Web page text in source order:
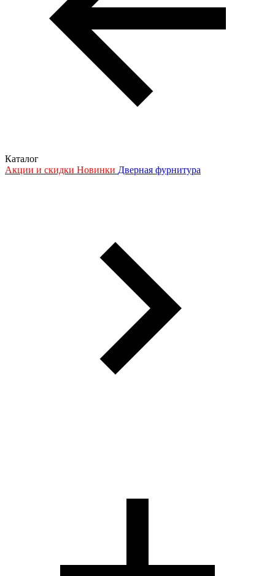
Каталог
Акции и скидки Новинки Дверная фурнитура